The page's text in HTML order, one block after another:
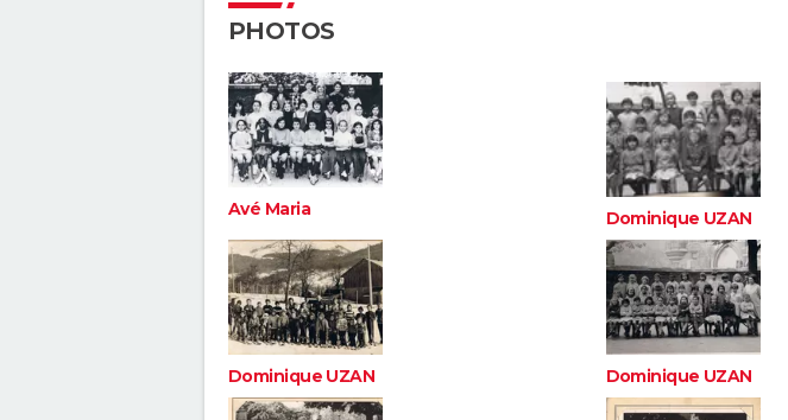
PHOTOS
Avé Maria Dominique UZAN
Dominique UZAN Dominique UZAN